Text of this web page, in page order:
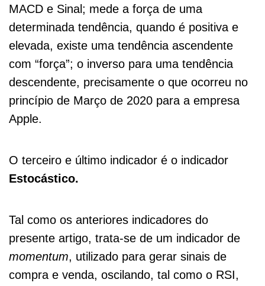
MACD e Sinal; mede a força de uma
determinada tendência, quando é positiva e
elevada, existe uma tendência ascendente
com “força”; o inverso para uma tendência
descendente, precisamente o que ocorreu no
princípio de Março de 2020 para a empresa
Apple.
O terceiro e último indicador é o indicador
Estocástico.
Tal como os anteriores indicadores do
presente artigo, trata-se de um indicador de
momentum, utilizado para gerar sinais de
compra e venda, oscilando, tal como o RSI,